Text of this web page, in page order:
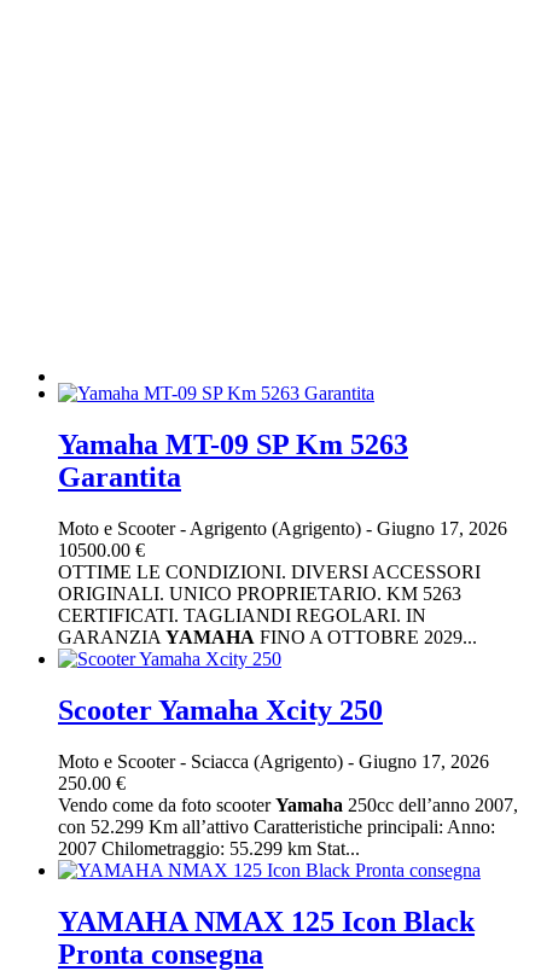
Yamaha MT-09 SP Km 5263
Garantita
Moto e Scooter- Agrigento (Agrigento) - Giugno 17, 2026
10500.00 €
OTTIME LE CONDIZIONI. DIVERSI ACCESSORI
ORIGINALI. UNICO PROPRIETARIO. KM 5263
CERTIFICATI. TAGLIANDI REGOLARI. IN
GARANZIA YAMAHA FINO A OTTOBRE 2029...
Scooter Yamaha Xcity 250
Moto e Scooter- Sciacca (Agrigento) - Giugno 17, 2026
250.00 €
Vendo come da foto scooterYamaha 250cc dell’anno 2007,
con 52.299 Km all’attivo Caratteristiche principali: Anno:
2007 Chilometraggio: 55.299 km Stat...
YAMAHA NMAX 125 Icon Black
Pronta consegna